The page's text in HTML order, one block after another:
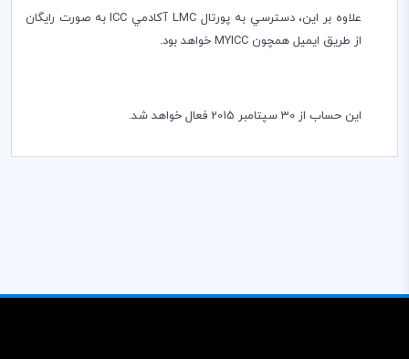
علاوه بر اين، دسترسي به پورتال LMCآكادمي ICCبه صورت رايگان
از طريق ايميل همچون MYICC خواهد بود.
اين حساب از 30 سپتامبر 2015 فعال خواهد شد.